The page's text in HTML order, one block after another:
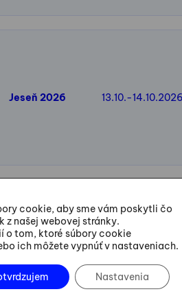
Jeseň 2026 13.10.-14.10.2026
pozorovanie procesov na
cookie, aby sme vám poskytli čo
z našej webovej stránky.
o tom, ktoré súbory cookie
ich môžete vypnúť v nastaveniach.
Nastavenia